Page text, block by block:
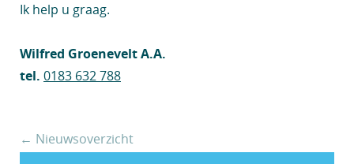
Ik help u graag.
Wilfred Groenevelt A.A.
tel. 0183 632 788
← Nieuwsoverzicht